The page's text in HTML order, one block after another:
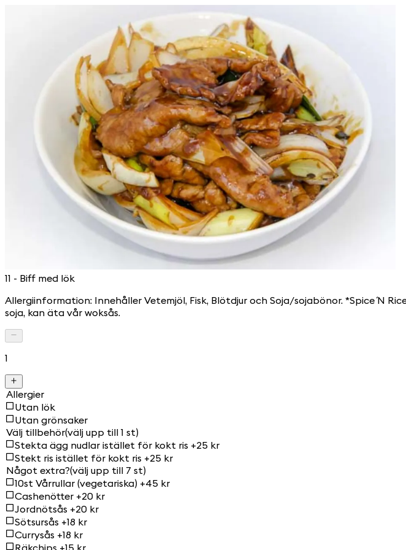
11 - Biff med lök
Allergiinformation: Innehåller Vetemjöl, Fisk, Blötdjur och Soja/sojabönor. *Spice ´N
soja, kan äta vår woksås.
1
Allergier
Utan lök
Utan grönsaker
Välj tillbehör(välj upp till 1 st)
Stekta ägg nudlar istället för kokt ris +25 kr
Stekt ris istället för kokt ris +25 kr
Något extra?(välj upp till 7 st)
10st Vårrullar (vegetariska) +45 kr
Cashenötter +20 kr
Jordnötsås +20 kr
Sötsursås +18 kr
Currysås +18 kr
Räkchips +15 kr